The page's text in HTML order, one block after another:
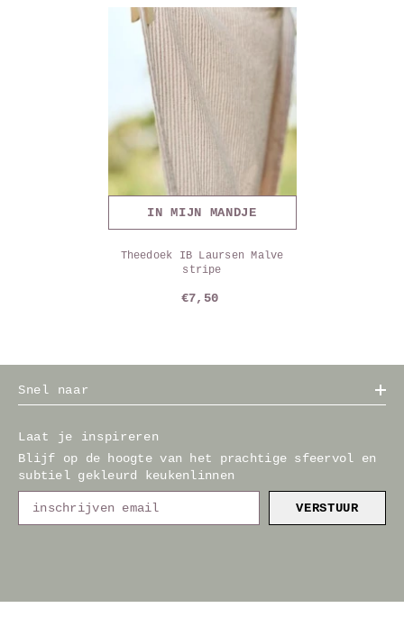
IN MIJN MANDJE
Theedoek IB Laursen Malve
stripe
€7,50
Snel naar
Laat je inspireren
Blijf op de hoogte van het prachtige sfeervol en
subtiel gekleurd keukenlinnen
VERSTUUR